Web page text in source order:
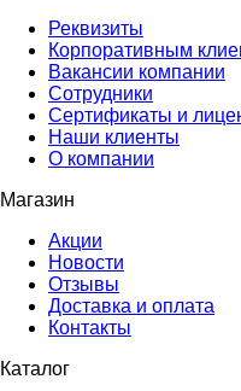
Реквизиты
Корпоративным
Вакансии компании
Сотрудники
Сертификаты и
Наши клиенты
О компании
Магазин
Акции
Новости
Отзывы
Доставка и оплата
Контакты
Каталог